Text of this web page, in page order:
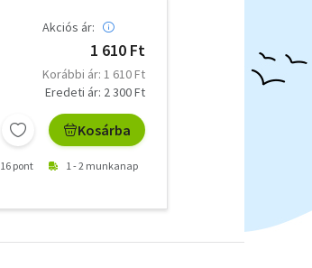
Akciós ár:
1 610 Ft
Korábbi ár: 1 610 Ft
Eredeti ár: 2 300 Ft
Kosárba
16 pont 1 - 2 munkanap